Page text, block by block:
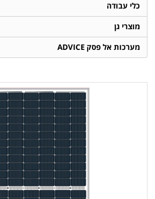
כלי עבודה
מוצרי גן
מערכות אל פסק ADVICE